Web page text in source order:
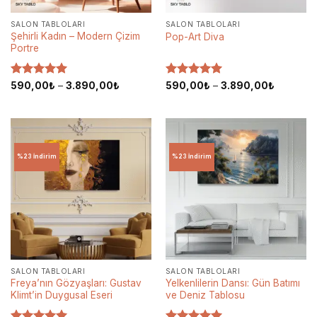
SALON TABLOLARI
Şehirli Kadın – Modern Çizim
Portre
5 üzerinden
590,00₺ – 3.890,00₺Fiyat
3.890,00₺
SALON TABLOLARI
Pop-Art Diva
5 üzerinden
590,00₺ – 3.890,00₺Fiyat
%23 İndirim
SALON TABLOLARI
Freya’nın Gözyaşları: Gustav
Klimt’in Duygusal Eseri
%23 İndirim
SALON TABLOLARI
Yelkenlilerin Dansı: Gün Batımı
ve Deniz Tablosu